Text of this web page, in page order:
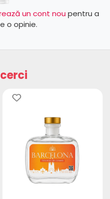
un cont nou pentru a
o opinie.